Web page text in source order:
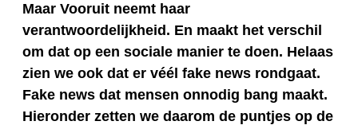
Maar Vooruit neemt haar
verantwoordelijkheid. En maakt het verschil
om dat op een sociale manier te doen. Helaas
zien we ook dat er véél fake news rondgaat.
Fake news dat mensen onnodig bang maakt.
Hieronder zetten we daarom de puntjes op de